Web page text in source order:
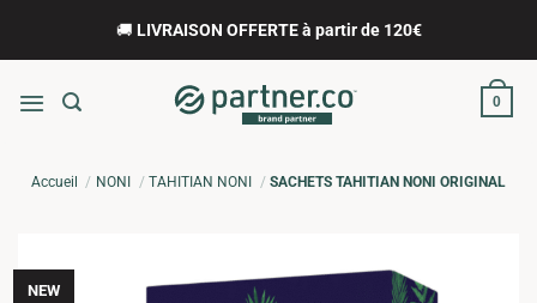
🚚 LIVRAISON OFFERTE à partir de 120€
0
Accueil NONI TAHITIAN NONI SACHETS TAHITIAN NONI ORIGINAL
NEW